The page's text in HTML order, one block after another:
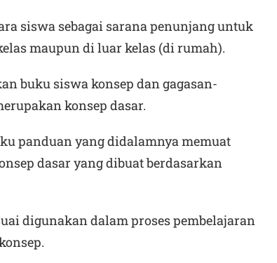
siswa sebagai sarana penunjang untuk
maupun di luar kelas (di rumah).
buku siswa konsep dan gagasan-
konsep dasar.
panduan yang didalamnya memuat
dasar yang dibuat berdasarkan
digunakan dalam proses pembelajaran